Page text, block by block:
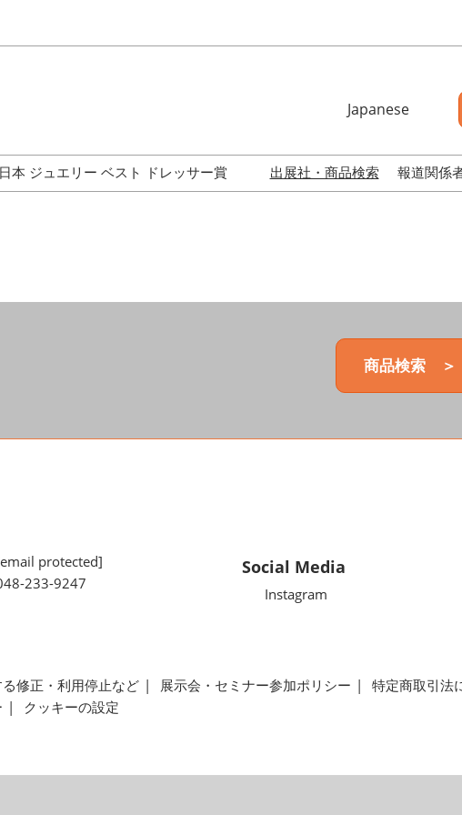
Japanese
English
日本 ジュエリー ベスト ドレッサー賞
出展社・商品検索 報道関係
商品検索 ＞
protected]
233-9247
Social Media
Instagram
修正・利用停止など 展示会・セミナー参加ポリシー
特定商取引法
クッキーの設定